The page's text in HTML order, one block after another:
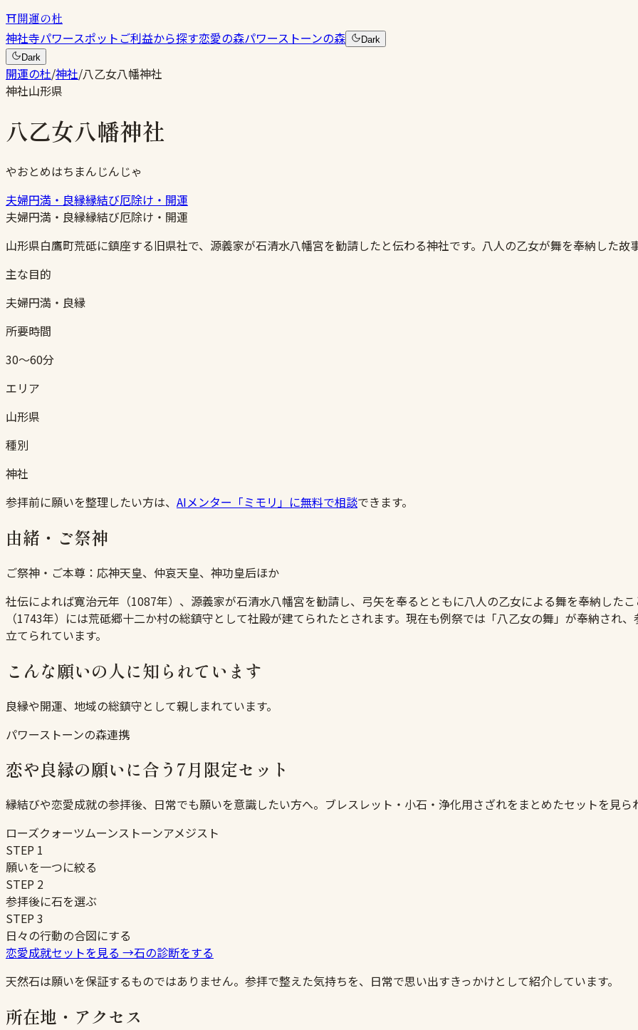
⛩開運の杜
神社寺パワースポットご利益から探す恋愛の森パワーストーンの森
Dark
Dark
開運の杜/神社/八乙女八幡神社
神社山形県
八乙女八幡神社
やおとめはちまんじんじゃ
夫婦円満・良縁縁結び厄除け・開運
夫婦円満・良縁縁結び厄除け・開運
山形県白鷹町荒砥に鎮座する旧県社で、源義家が石清水八幡宮を勧請したと伝わる神社です。八人の乙女が舞を奉納した故
主な目的
夫婦円満・良縁
所要時間
30〜60分
エリア
山形県
種別
神社
参拝前に願いを整理したい方は、 AIメンター「ミモリ」に無料で相談できます。
由緒・ご祭神
ご祭神・ご本尊： 応神天皇、仲哀天皇、神功皇后ほか
社伝によれば寛治元年（1087年）、源義家が石清水八幡宮を勧請し、弓矢を奉るとともに八人の乙女による舞を奉納した
（1743年）には荒砥郷十二か村の総鎮守として社殿が建てられたとされます。現在も例祭では「八乙女の舞」が奉納され
立てられています。
こんな願いの人に知られています
良縁や開運、地域の総鎮守として親しまれています。
パワーストーンの森連携
恋や良縁の願いに合う7月限定セット
縁結びや恋愛成就の参拝後、日常でも願いを意識したい方へ。ブレスレット・小石・浄化用さざれをまとめたセットを見ら
ローズクォーツムーンストーンアメジスト
STEP 1
願いを一つに絞る
STEP 2
参拝後に石を選ぶ
STEP3
日々の行動の合図にする
恋愛成就セットを見る →石の診断をする
天然石は願いを保証するものではありません。参拝で整えた気持ちを、日常で思い出すきっかけとして紹介しています。
所在地・アクセス